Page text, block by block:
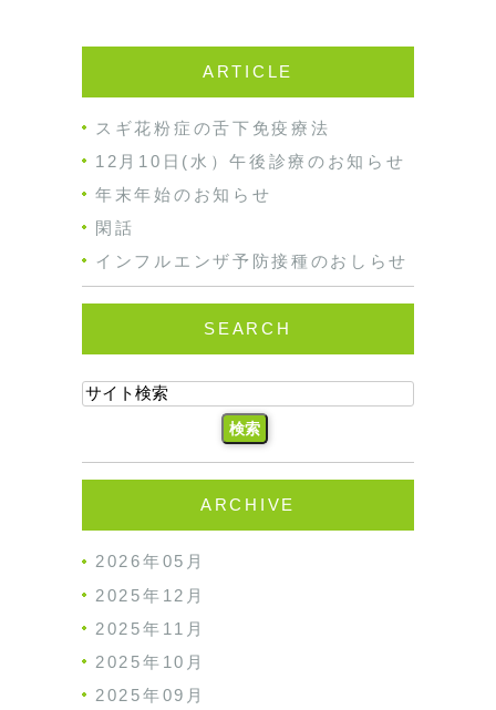
ARTICLE
スギ花粉症の舌下免疫療法
12月10日(水）午後診療のお知らせ
年末年始のお知らせ
閑話
インフルエンザ予防接種のおしらせ
SEARCH
ARCHIVE
2026年05月
2025年12月
2025年11月
2025年10月
2025年09月